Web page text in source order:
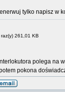
tylko napisz w
261,01 KB
polega na
pokona